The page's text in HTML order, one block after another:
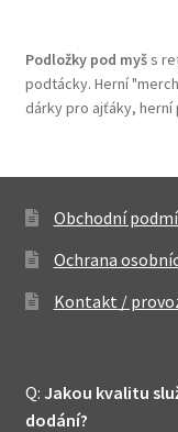
Podložky pod myšs
podtácky. Herní
dárky pro ajťáky,
Obchodní
Ochrana
Kontakt /
Q: Jakou kvalitu
dodání?